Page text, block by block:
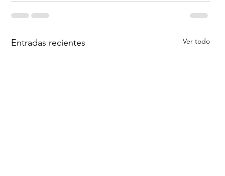
Entradas recientes Ver todo